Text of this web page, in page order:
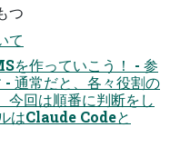
つ
て
を作っていこう！ - 参
通常だと、各々役割の
今回は順番に判断をし
はClaude Codeと